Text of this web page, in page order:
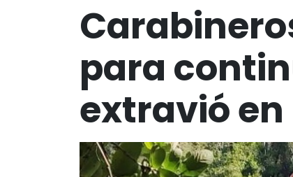
para
extravió en